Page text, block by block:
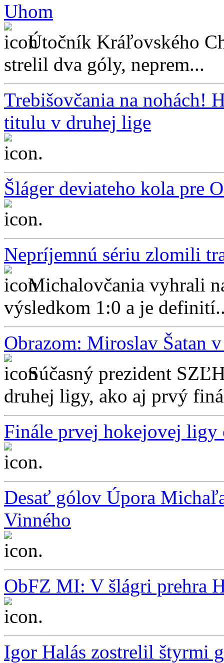
Uhom
Útočník Kráľovského
strelil dva góly, neprem...
Trebišovčania na nohách!
titulu v druhej lige
...
Šláger deviateho kola pre
...
Nepríjemnú sériu zlomili
Michalovčania vyhrali
výsledkom 1:0 a je
Obrazom: Miroslav Šatan
Súčasný prezident
druhej ligy, ako aj prvý
Finále prvej hokejovej ligy
...
Desať gólov Úpora
Vinného
...
ObFZ MI: V šlágri prehra
...
Igor Halás zostrelil štyrmi